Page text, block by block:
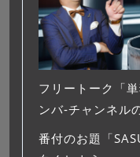
フリートーク「
ンバ‐チャンネル
番付のお題「